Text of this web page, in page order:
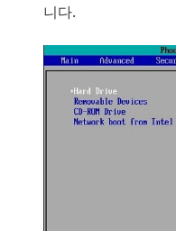
니다.